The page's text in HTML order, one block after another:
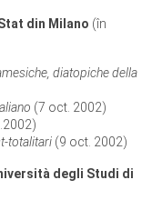
din Milano (în
diatopiche della
(7 oct. 2002)
totalitari (9 oct. 2002)
degli Studi di